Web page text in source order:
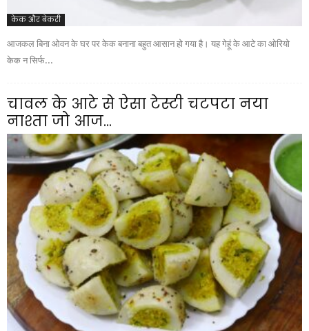
केक और बेकरी
आजकल बिना ओवन के घर पर केक बनाना बहुत आसान हो गया है। यह गेहूं के आटे का ओरियो
केक न सिर्फ...
चावल के आटे से ऐसा टेस्टी चटपटा नया
नाश्ता जो आज...